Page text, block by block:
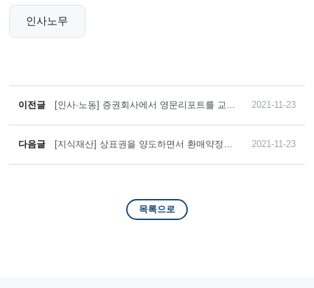
인사노무
이전글
[인사·노동] 증권회사에서 영문리포트를 교열,
사용기간 제한의 예외에 해당하는, 한국표준
직업분류 대분류 2의 출판물 편집자에 해당한
다는 판결 사례
2021-11-23
다음글
[지식재산] 상표권을 양도하면서 환매약정과
도인이 양도 후에도 상표권을 계속 사용하다
여 이자제한법에서 정한 제한이자 및 원금의
합계를 넘는다고 주장하며 무조건으로 상표권
의 반환을 구한 사안에서, Sale & Lease back
2021-11-23
목록으로